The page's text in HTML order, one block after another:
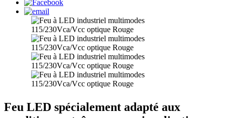
Feu LED spécialement adapté aux